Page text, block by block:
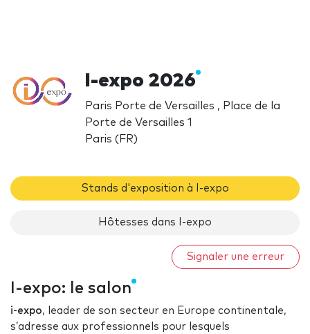
I-expo 2026
Paris Porte de Versailles , Place de la
Porte de Versailles 1
Paris (FR)
Stands d'exposition à I-expo
Hôtesses dans I-expo
Signaler une erreur
I-expo: le salon
i-expo, leader de son secteur en Europe continentale,
s’adresse aux professionnels pour lesquels